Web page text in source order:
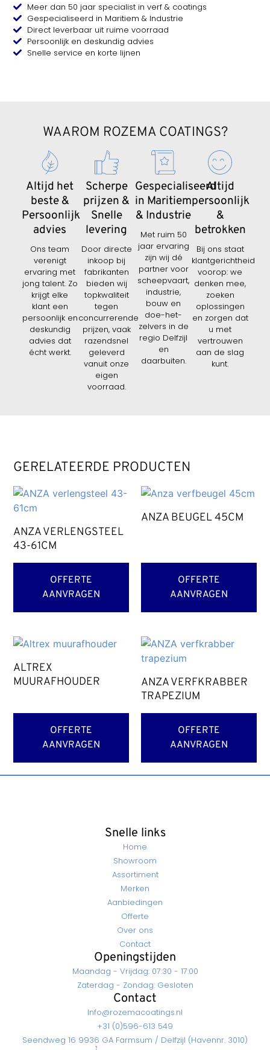
Meer dan 50 jaar specialist in verf & coatings
Gespecialiseerd in Maritiem & Industrie
Direct leverbaar uit ruime voorraad
Persoonlijk en deskundig advies
Snelle service en korte lijnen
WAAROM ROZEMA COATINGS?
Altijd het
beste &
Persoonlijk
advies
Ons team
verenigt
ervaring met
jong talent. Zo
krijgt elke
klant een
persoonlijk en
deskundig
advies dat
écht werkt.
Scherpe
prijzen &
Snelle
levering
Door directe
inkoop bij
fabrikanten
bieden wij
topkwaliteit
tegen
concurrerende
prijzen, vaak
razendsnel
geleverd
vanuit onze
eigen
voorraad.
Gespecialiseerd
in Maritiem
& Industrie
Met ruim 50
jaar ervaring
zijn wij dé
partner voor
scheepvaart,
industrie,
bouw en
doe-het-
zelvers in de
regio Delfzijl
en
daarbuiten.
Altijd
persoonlijk
&
betrokken
Bij ons staat
klantgerichtheid
voorop: we
denken mee,
zoeken
oplossingen
en zorgen dat
u met
vertrouwen
aan de slag
kunt.
GERELATEERDE PRODUCTEN
ANZA VERLENGSTEEL
43-61CM
OFFERTE
AANVRAGEN
ANZA BEUGEL 45CM
OFFERTE
AANVRAGEN
ALTREX
MUURAFHOUDER
OFFERTE
AANVRAGEN
ANZA VERFKRABBER
TRAPEZIUM
OFFERTE
AANVRAGEN
Snelle links
Home
Showroom
Assortiment
Merken
Aanbiedingen
Offerte
Over ons
Contact
Openingstijden
Maandag - Vrijdag: 07:30 - 17:00
Zaterdag - Zondag: Gesloten
Contact
Info@rozemacoatings.nl
+31 (0)596-613 549
Seendweg 16 9936 GA Farmsum / Delfzijl (Havennr. 3010)